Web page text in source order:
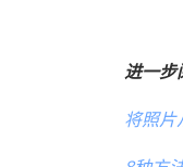
进一步
将照片